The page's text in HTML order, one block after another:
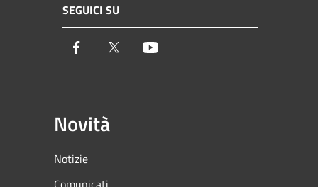
SEGUICI SU
Facebook Twitter
Novità
Notizie